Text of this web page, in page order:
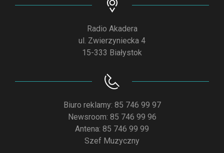
Radio Akadera
ul. Zwierzyniecka 4
15-333 Białystok
Biuro reklamy: 85 746 99 97
Newsroom: 85 746 99 96
Antena: 85 746 99 99
Szef Muzyczny